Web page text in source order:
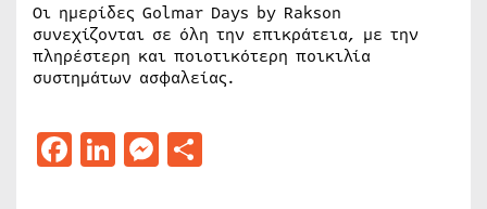
Οι ημερίδες Golmar Days by Rakson
συνεχίζονται σε όλη την επικράτεια, με την
πληρέστερη και ποιοτικότερη ποικιλία
συστημάτων ασφαλείας.
Facebook
LinkedIn
Messenger